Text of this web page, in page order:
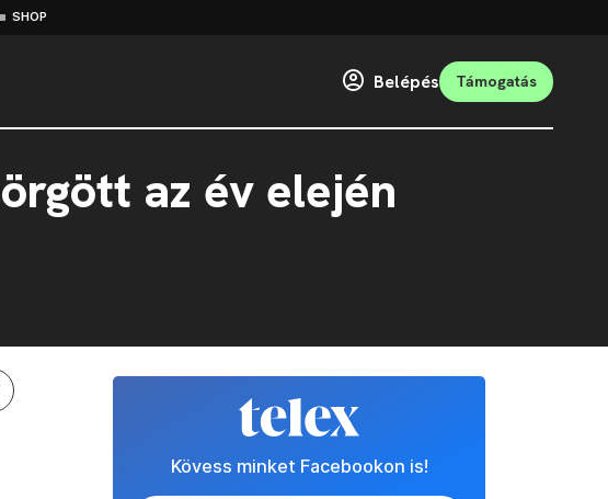
SHOP
Belépés Támogatás
az év elején
Kövess minket Facebookon is!